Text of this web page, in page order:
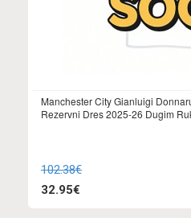
Manchester City Gianluigi
Rezervni Dres 2025-26 Dugim
102.38€
32.95€